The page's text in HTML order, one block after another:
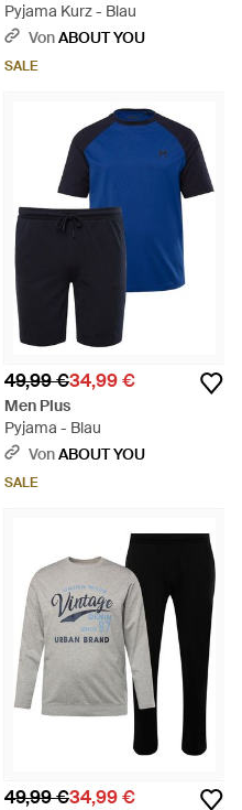
Pyjama Kurz - Blau
VonABOUT YOU
SALE
49,99 €34,99 €
Men Plus
Pyjama - Blau
VonABOUT YOU
SALE
49,99 €34,99 €